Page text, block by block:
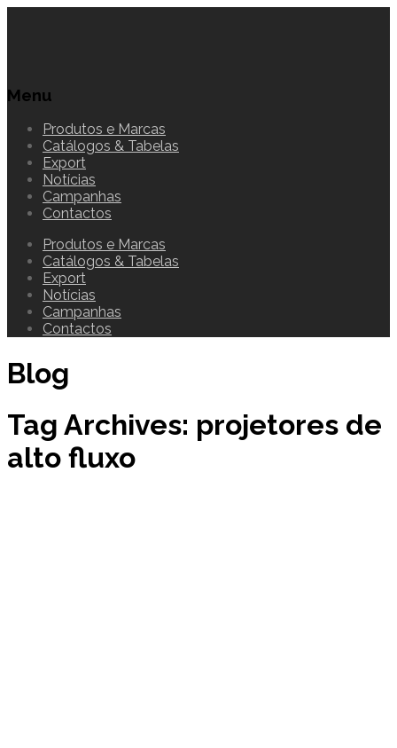
Menu
Produtos e Marcas
Catálogos & Tabelas
Export
Notícias
Campanhas
Contactos
Produtos e Marcas
Catálogos & Tabelas
Export
Notícias
Campanhas
Contactos
Blog
Tag Archives: projetores de
alto fluxo